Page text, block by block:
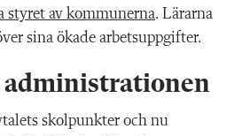
styret av kommunerna. Lärarna
sina ökade arbetsuppgifter.
administrationen
skolpunkter och nu